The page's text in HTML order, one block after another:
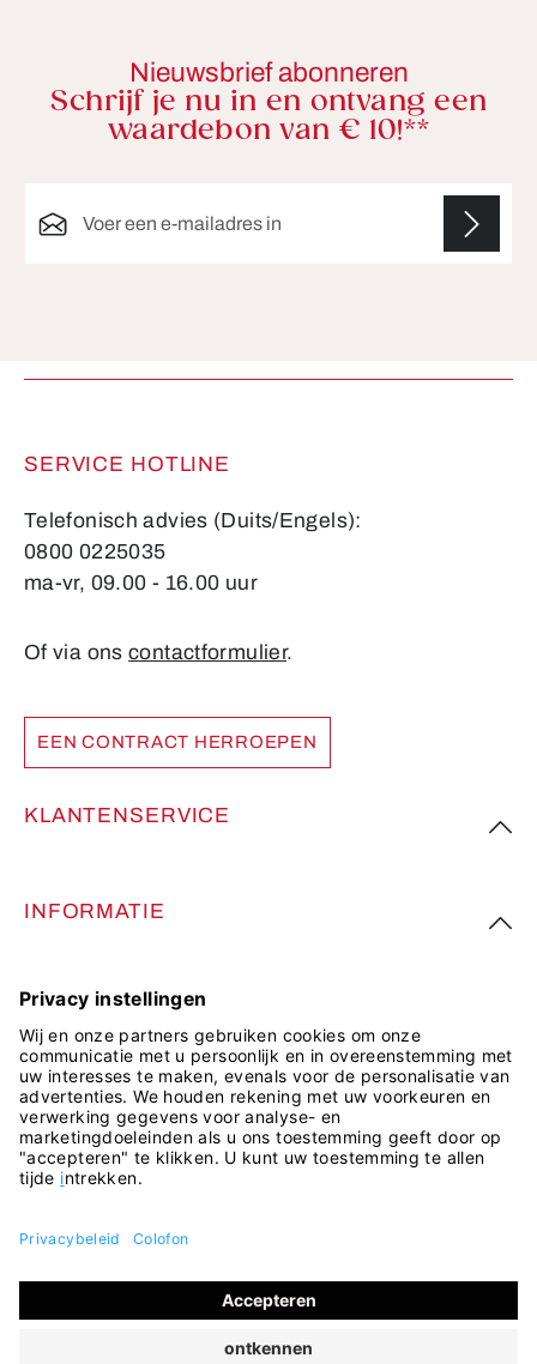
Nieuwsbrief abonneren
Schrijf je nu in en ontvang een
waardebon van € 10!**
SERVICE HOTLINE
Telefonisch advies (Duits/Engels):
0800 0225035
ma-vr, 09.00 - 16.00 uur
Of via onscontactformulier.
EEN CONTRACT HERROEPEN
KLANTENSERVICE
INFORMATIE
VOLG ONS
Alle prijzen incl. btw plus verzendkosten
bezorgkosten, indien niet anders vermeld.